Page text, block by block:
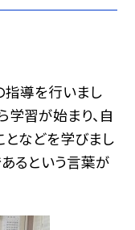
指導を行いまし
学習が始まり、自
となどを学びまし
あるという言葉が